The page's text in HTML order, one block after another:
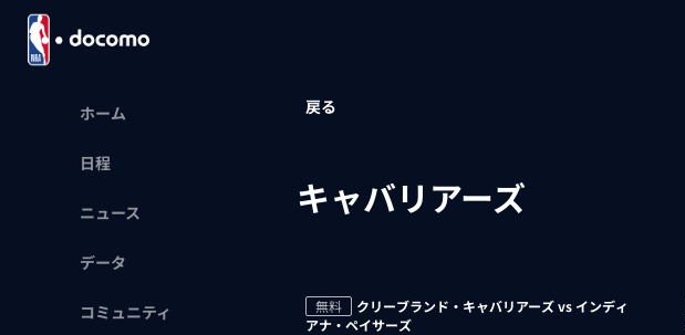
ホーム
日程
ニュース
データ
コミュニティ
戻る
キャバリアーズ
無料
クリーブランド・キャバリアーズ vs インディ
アナ・ペイサーズ